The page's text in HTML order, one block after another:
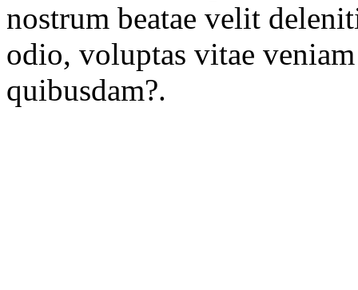
nostrum beatae velit
odio, voluptas vitae
quibusdam?.